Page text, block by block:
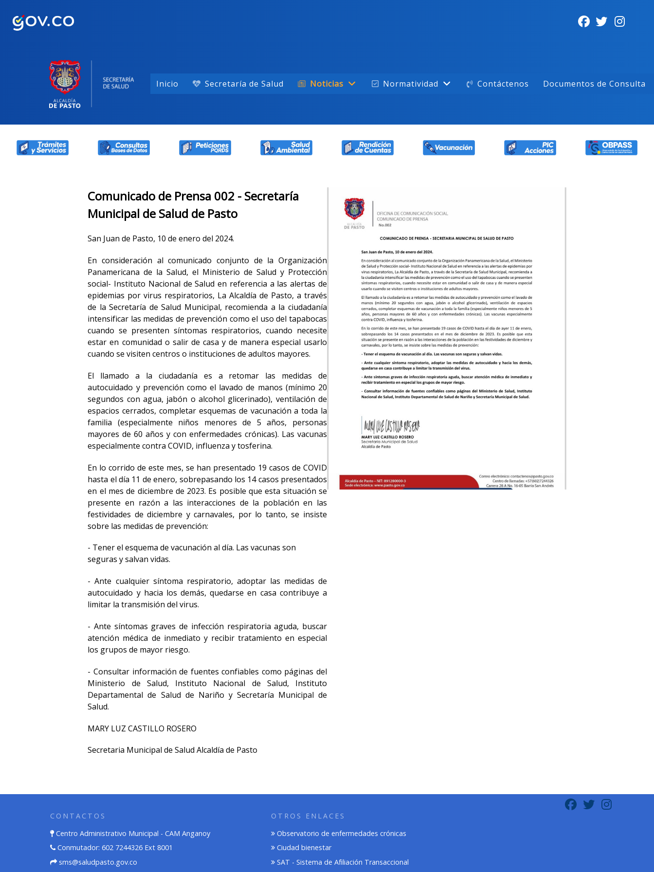
Inicio Secretaría de Salud Noticias Normatividad Contáctenos Documentos de Consulta
Comunicado de Prensa 002 - Secretaría
Municipal de Salud de Pasto
San Juan de Pasto, 10 de enero del 2024.
En consideración al comunicado conjunto de la Organización
Panamericana de la Salud, el Ministerio de Salud y Protección
social- Instituto Nacional de Salud en referencia a las alertas de
epidemias por virus respiratorios, La Alcaldía de Pasto, a través
de la Secretaría de Salud Municipal, recomienda a la ciudadanía
intensificar las medidas de prevención como el uso del tapabocas
cuando se presenten síntomas respiratorios, cuando necesite
estar en comunidad o salir de casa y de manera especial usarlo
cuando se visiten centros o instituciones de adultos mayores.
El llamado a la ciudadanía es a retomar las medidas de
autocuidado y prevención como el lavado de manos (mínimo 20
segundos con agua, jabón o alcohol glicerinado), ventilación de
espacios cerrados, completar esquemas de vacunación a toda la
familia (especialmente niños menores de 5 años, personas
mayores de 60 años y con enfermedades crónicas). Las vacunas
especialmente contra COVID, influenza y tosferina.
En lo corrido de este mes, se han presentado 19 casos de COVID
hasta el día 11 de enero, sobrepasando los 14 casos presentados
en el mes de diciembre de 2023. Es posible que esta situación se
presente en razón a las interacciones de la población en las
festividades de diciembre y carnavales, por lo tanto, se insiste
sobre las medidas de prevención:
- Tener el esquema de vacunación al día. Las vacunas son
seguras y salvan vidas.
- Ante cualquier síntoma respiratorio, adoptar las medidas de
autocuidado y hacia los demás, quedarse en casa contribuye a
limitar la transmisión del virus.
- Ante síntomas graves de infección respiratoria aguda, buscar
atención médica de inmediato y recibir tratamiento en especial
los grupos de mayor riesgo.
- Consultar información de fuentes confiables como páginas del
Ministerio de Salud, Instituto Nacional de Salud, Instituto
Departamental de Salud de Nariño y Secretaría Municipal de
Salud.
MARY LUZ CASTILLO ROSERO
Secretaria Municipal de Salud Alcaldía de Pasto
CONTACTOS
Centro Administrativo Municipal - CAM Anganoy
Conmutador: 602 7244326 Ext 8001
sms@saludpasto.gov.co
OTROS ENLACES
Observatorio de enfermedades crónicas
Ciudad bienestar
SAT - Sistema de Afiliación Transaccional